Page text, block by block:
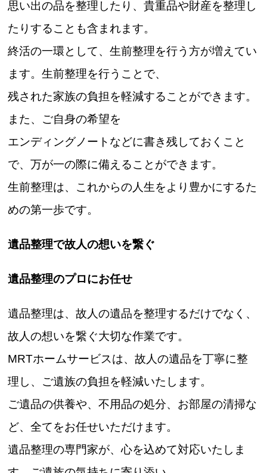
思い出の品を整理したり、貴重品や財産を整理し
たりすることも含まれます。
終活の一環として、生前整理を行う方が増えてい
ます。生前整理を行うことで、
残された家族の負担を軽減することができます。
また、ご自身の希望を
エンディングノートなどに書き残しておくこと
で、万が一の際に備えることができます。
生前整理は、これからの人生をより豊かにするた
めの第一歩です。
遺品整理で故人の想いを繋ぐ
遺品整理のプロにお任せ
遺品整理は、故人の遺品を整理するだけでなく、
故人の想いを繋ぐ大切な作業です。
MRTホームサービスは、故人の遺品を丁寧に整
理し、ご遺族の負担を軽減いたします。
ご遺品の供養や、不用品の処分、お部屋の清掃な
ど、全てをお任せいただけます。
遺品整理の専門家が、心を込めて対応いたしま